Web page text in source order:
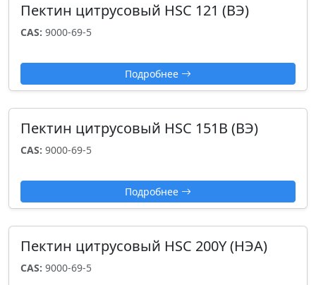
Пектин цитрусовый HSC 121 (ВЭ)
CAS: 9000-69-5
Подробнее
Пектин цитрусовый HSC 151B (ВЭ)
CAS: 9000-69-5
Подробнее
Пектин цитрусовый HSC 200Y (НЭА)
CAS: 9000-69-5